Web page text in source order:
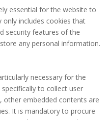
essential for the website to
includes cookies that
security features of the
any personal information.
necessary for the
to collect user
other embedded contents are
It is mandatory to procure